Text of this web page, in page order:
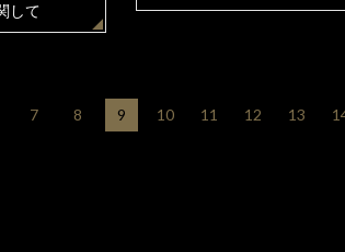
して
7 8 9 10 11 12 13